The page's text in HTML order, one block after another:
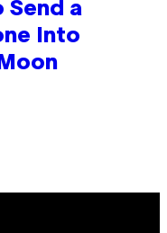
Send a
Into